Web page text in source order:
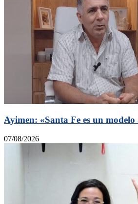
Ayimen: «Santa Fe es un modelo
07/08/2026